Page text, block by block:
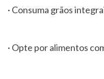
· Consuma grãos
· Opte por alimentos